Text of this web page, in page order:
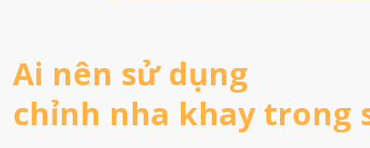
Ai nên sử dụng
chỉnh nha khay trong